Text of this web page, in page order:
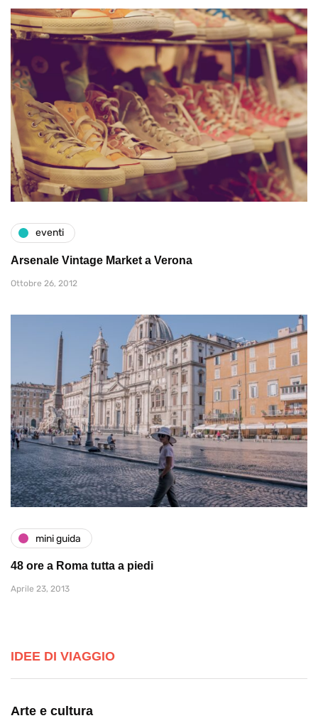
eventi
Arsenale Vintage Market a Verona
Ottobre 26, 2012
mini guida
48 ore a Roma tutta a piedi
Aprile 23, 2013
IDEE DI VIAGGIO
Arte e cultura